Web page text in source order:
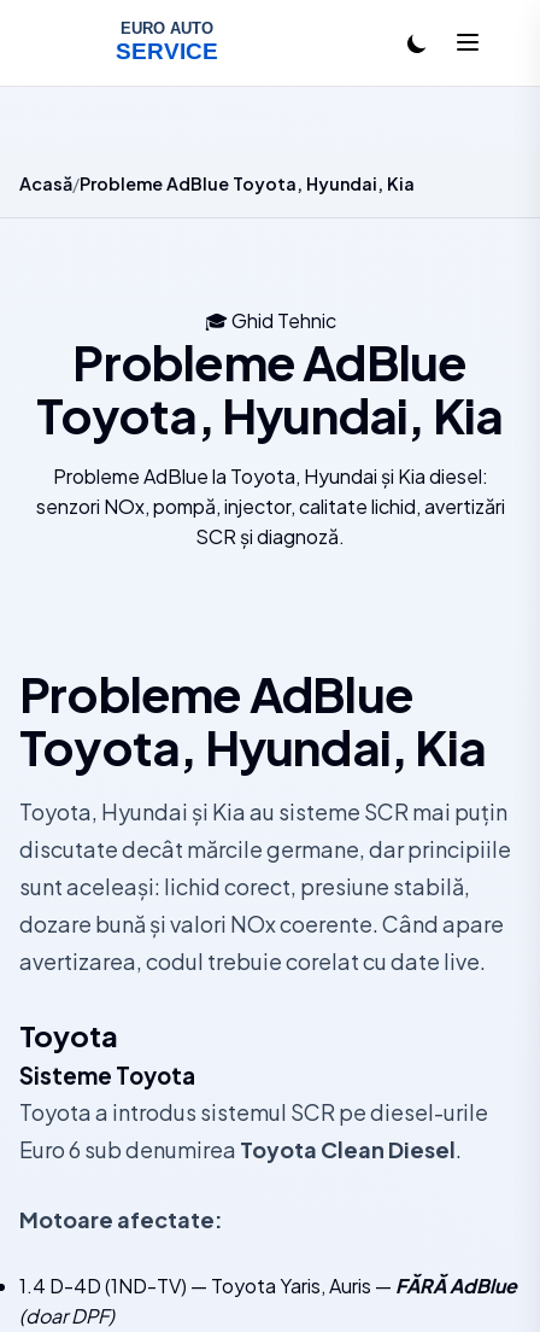
Acasă Probleme AdBlue Toyota, Hyundai, Kia
🎓Ghid Tehnic
Probleme AdBlue
Toyota, Hyundai, Kia
Probleme AdBlue la Toyota, Hyundai și Kia diesel:
senzori NOx, pompă, injector, calitate lichid, avertizări
SCR și diagnoză.
Probleme AdBlue
Toyota, Hyundai, Kia
Toyota, Hyundai și Kia au sisteme SCR mai puțin
discutate decât mărcile germane, dar principiile
sunt aceleași: lichid corect, presiune stabilă,
dozare bună și valori NOx coerente. Când apare
avertizarea, codul trebuie corelat cu date live.
Toyota
Sisteme Toyota
Toyota a introdus sistemul SCR pe diesel-urile
Euro 6 sub denumirea Toyota Clean Diesel.
Motoare afectate:
1.4 D-4D (1ND-TV) — Toyota Yaris, Auris — FĂRĂ AdBlue
(doar DPF)